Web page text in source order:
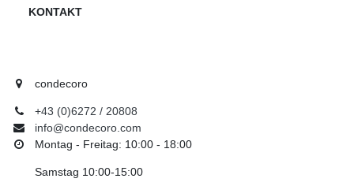
KONTAKT
condecoro
+43 (0)6272 / 20808
info@condecoro.com
Montag - Freitag: 10:00 - 18:00
Samstag 10:00-15:00